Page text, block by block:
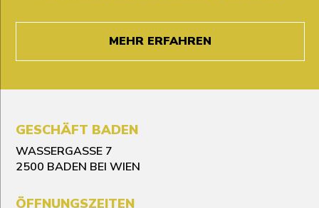
MEHR ERFAHREN
GESCHÄFT BADEN
WASSERGASSE 7
2500 BADEN BEI WIEN
ÖFFNUNGSZEITEN